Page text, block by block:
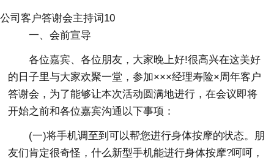
公司客户答谢会主持词10
一、会前宣导
各位嘉宾、各位朋友，大家晚上好!很高兴在这美好
的日子里与大家欢聚一堂，参加×××经理寿险×周年客户
答谢会，为了能够让本次活动圆满地进行，在会议即将
开始之前和各位嘉宾沟通以下事项：
(一)将手机调至到可以帮您进行身体按摩的状态。朋
友们肯定很奇怪，什么新型手机能进行身体按摩?呵呵，